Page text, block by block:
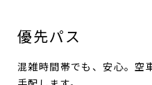
優先パス
混雑時間帯でも、安心。空